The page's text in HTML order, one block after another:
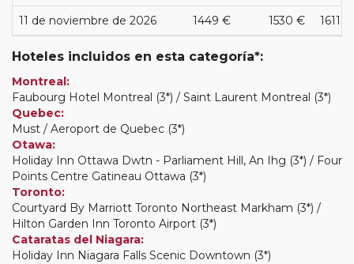
11 de noviembre de 2026 1449 € 1530 € 1611 €
Hoteles incluidos en esta categoría*:
Montreal:
Faubourg Hotel Montreal (3*) / Saint Laurent Montreal (3*)
Quebec:
Must / Aeroport de Quebec (3*)
Otawa:
Holiday Inn Ottawa Dwtn - Parliament Hill, An Ihg (3*) / Four
Points Centre Gatineau Ottawa (3*)
Toronto:
Courtyard By Marriott Toronto Northeast Markham (3*) /
Hilton Garden Inn Toronto Airport (3*)
Cataratas del Niagara:
Holiday Inn Niagara Falls Scenic Downtown (3*)